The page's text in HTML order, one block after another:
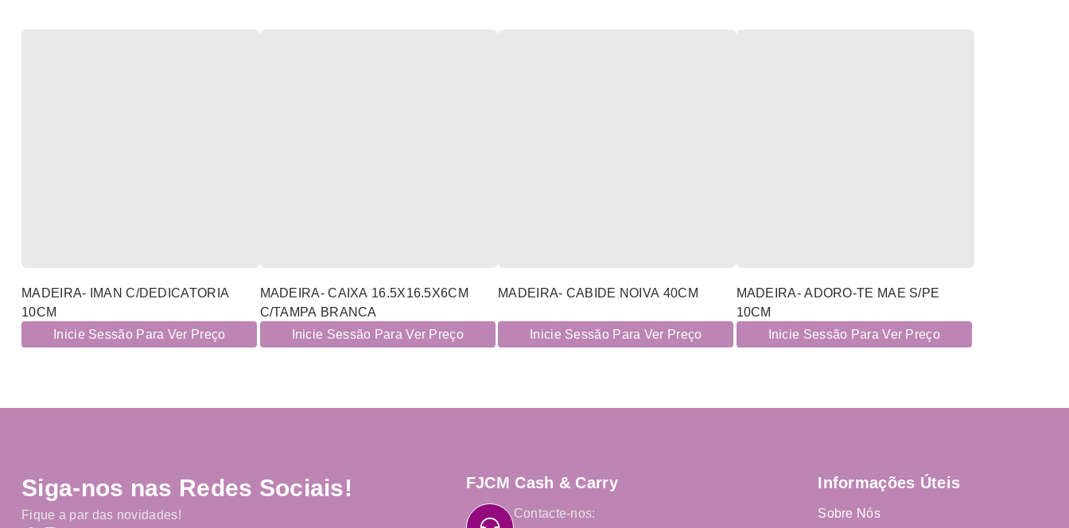
MADEIRA- IMAN C/DEDICATORIA
10CM
Inicie Sessão Para Ver Preço
MADEIRA- CAIXA 16.5X16.5X6CM
C/TAMPA BRANCA
Inicie Sessão Para Ver Preço
MADEIRA- CABIDE NOIVA 40CM
Inicie Sessão Para Ver Preço
MADEIRA- ADORO-TE MAE S/PE
10CM
Inicie Sessão Para Ver Preço
Siga-nos nas Redes Sociais!
Fique a par das novidades!
FJCM Cash & Carry
Contacte-nos:
Informações Úteis
Sobre Nós